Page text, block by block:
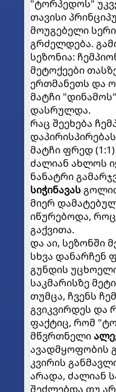
"ტორპედოს"
თავისი
მოუგებელი
გრძელდება.
სეზონია:
მეტოქეები
ერთმანეთს და
მატჩი
დასრულდა.
რაც შეეხება
მატჩი ფრედ
ძალიან ახლოს
ნანატრი
სიჭინავას
მიერ
იწურებოდა,
გაქვითა.
და აი, სეზონში
სხვა დანარჩენ
გუნდის
საკმარისზე
თუმცა, ჩვენს
გვიკვირდეს და
ფაქტიც, რომ
მწვრთნელი
ავადმყოფობის
კვირის
არადა, ძალიან
შეძლებდა თუ